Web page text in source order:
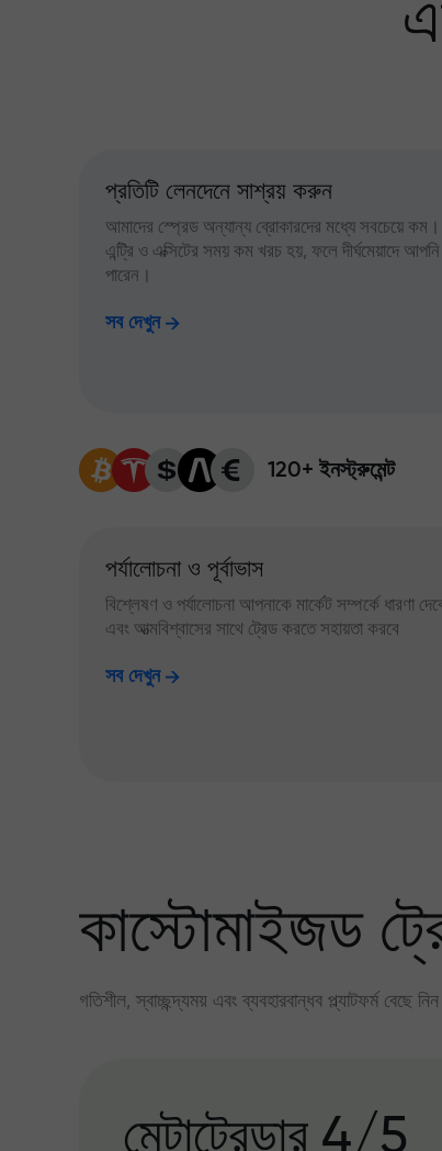
প্রতিটি লেনদেনে সাশ্রয় করুন
আমাদের স্প্রেড অন্যান্য ব্রোকারদের মধ্যে সবচেয়ে কম।
এন্ট্রি ও এক্সিটের সময় কম খরচ হয়, ফলে দীর্ঘমেয়াদে
পারেন।
সব দেখুন
120+ ইনস্ট্রুমেন্ট
পর্যালোচনা ও পূর্বাভাস
বিশ্লেষণ ও পর্যালোচনা আপনাকে মার্কেট সম্পর্কে ধারণা
এবং আত্মবিশ্বাসের সাথে ট্রেড করতে সহায়তা করবে
সব দেখুন
কাস্টোমাইজড
গতিশীল, স্বাচ্ছন্দ্যময় এবং ব্যবহারবান্ধব প্ল্যাটফর্ম বেছে
মেটাট্রেডার 4/5